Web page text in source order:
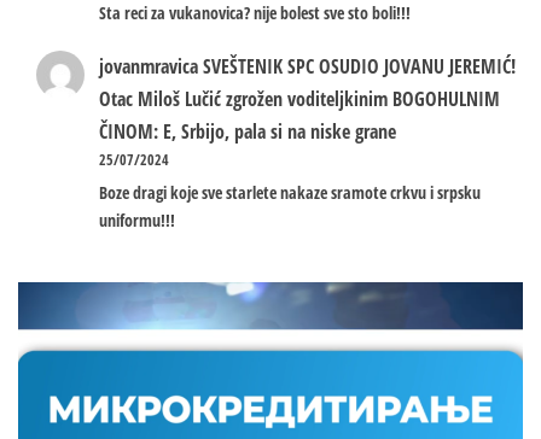
Sta reci za vukanovica? nije bolest sve sto boli!!!
jovanmravicaSVEŠTENIK SPC OSUDIO JOVANU JEREMIĆ!
Otac Miloš Lučić zgrožen voditeljkinim BOGOHULNIM
ČINOM: E, Srbijo, pala si na niske grane
25/07/2024
Boze dragi koje sve starlete nakaze sramote crkvu i srpsku
uniformu!!!